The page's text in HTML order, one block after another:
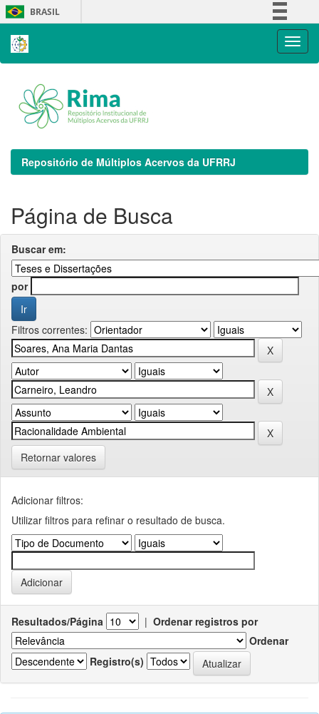
Skip
navigation
BRASIL
Repositório de Múltiplos Acervos da UFRRJ
Página de Busca
Buscar em:
por
Filtros correntes:
Retornar valores
Adicionar filtros:
Utilizar filtros para refinar o resultado de busca.
Resultados/Página | Ordenar registros por
Ordenar
Registro(s)